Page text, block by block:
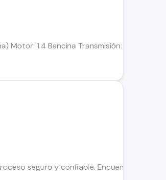
Motor: 1.4 Bencina Transmisión:
seguro y confiable. Encuentra el ideal